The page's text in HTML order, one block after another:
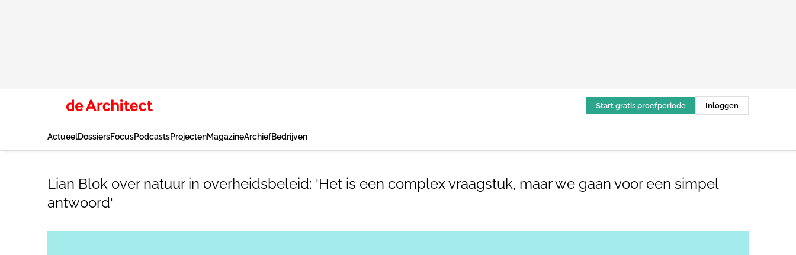
Start gratis proefperiode Inloggen
ActueelDossiersFocusPodcastsProjectenMagazineArchiefBedrijven
Lian Blok over natuur in overheidsbeleid: 'Het is een complex vraagstuk, maar we gaan voor een simpel
antwoord'